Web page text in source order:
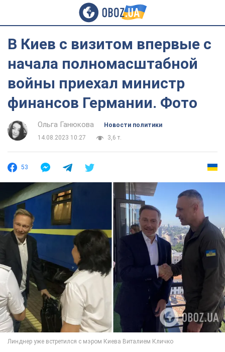
В Киев с визитом впервые с
начала полномасштабной
войны приехал министр
финансов Германии. Фото
Ольга Ганюкова
Новости политики
14.08.2023 10:27
3,6 т.
53